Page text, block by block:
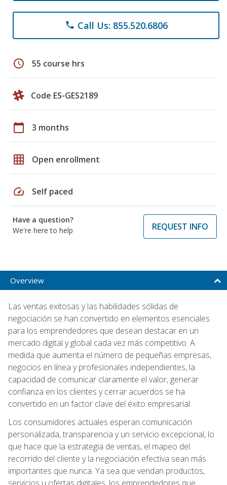
phone Call Us: 855.520.6806
schedule 55 course hrs
Code ES-GES2189
calendar_today 3 months
grid_on Open enrollment
speed Self paced
Have a question?
We're here to help
REQUEST INFO
Overview
Las ventas exitosas y las habilidades sólidas de
negociación se han convertido en elementos esenciales
para los emprendedores que desean destacar en un
mercado digital y global cada vez más competitivo. A
medida que aumenta el número de pequeñas empresas,
negocios en línea y profesionales independientes, la
capacidad de comunicar claramente el valor, generar
confianza en los clientes y cerrar acuerdos se ha
convertido en un factor clave del éxito empresarial.
Los consumidores actuales esperan comunicación
personalizada, transparencia y un servicio excepcional, lo
que hace que la estrategia de ventas, el mapeo del
recorrido del cliente y la negociación efectiva sean más
importantes que nunca. Ya sea que vendan productos,